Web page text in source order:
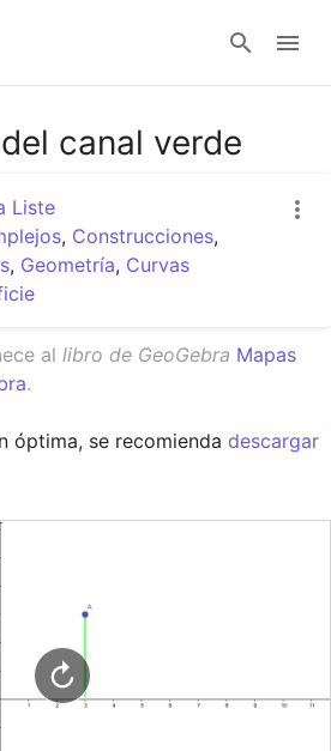
Abrir sesión
canal verde
Liste
, Construcciones,
, Geometría, Curvas
al libro de GeoGebra Mapas
.
óptima, se recomienda descargar